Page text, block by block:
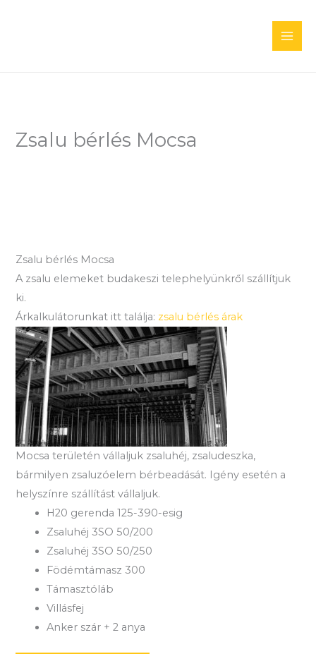
Zsalu bérlés Mocsa
Zsalu bérlés Mocsa
A zsalu elemeket budakeszi telephelyünkről szállítjuk
ki.
Árkalkulátorunkat itt találja: zsalu bérlés árak
Mocsa területén vállaljuk zsaluhéj, zsaludeszka,
bármilyen zsaluzóelem bérbeadását. Igény esetén a
helyszínre szállítást vállaljuk.
H20 gerenda 125-390-esig
Zsaluhéj 3SO 50/200
Zsaluhéj 3SO 50/250
Födémtámasz 300
Támasztóláb
Villásfej
Anker szár + 2 anya